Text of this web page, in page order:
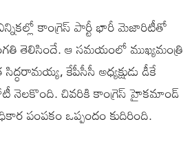
కాంగ్రెస్ పార్టీ భారీ మెజారిటీతో
తెలిసిందే. ఆ సమయంలో ముఖ్యమంత్రి
కేపీసీసీ అధ్యక్షుడు డీకే
నెలకొంది. చివరికి కాంగ్రెస్ హైకమాండ్
పంపకం ఒప్పందం కుదిరింది.